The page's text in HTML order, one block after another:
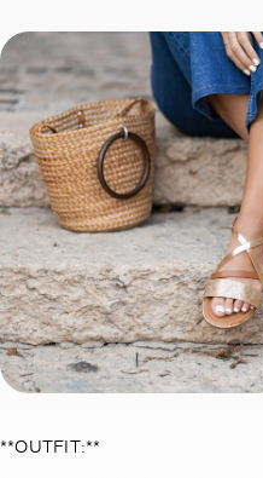
**OUTFIT:**